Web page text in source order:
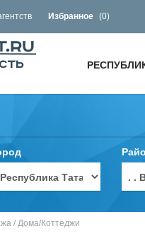
Избранное (0)
. .
/ Дома/Коттеджи